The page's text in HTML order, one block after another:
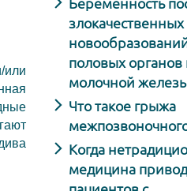
злокачественных
половых органов
молочной
Что такое грыжа
Когда
медицина